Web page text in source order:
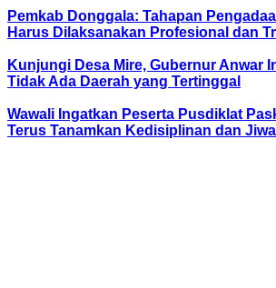
Pemkab Donggala: Tahapan
Harus Dilaksanakan Profesional dan
Kunjungi Desa Mire, Gubernur Anwar
Tidak Ada Daerah yang Tertinggal
Wawali Ingatkan Peserta Pusdiklat
Terus Tanamkan Kedisiplinan dan